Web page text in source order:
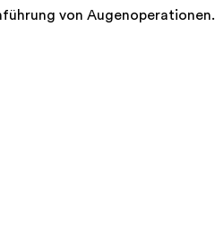
von Augenoperationen.